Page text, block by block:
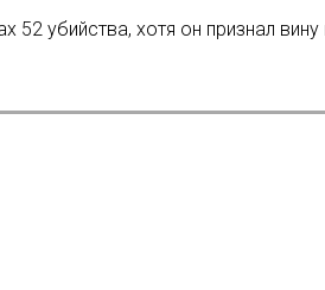
убийства, хотя он признал вину